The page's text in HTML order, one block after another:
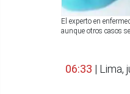
El experto en
aunque otros casos
06:33 | Lima,